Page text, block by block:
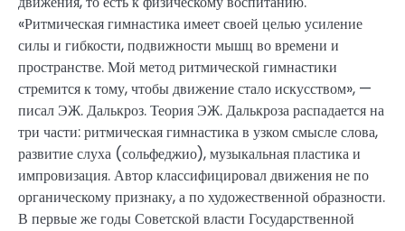
«Ритмическая гимнастика имеет своей целью усиление
силы и гибкости, подвижности мышц во времени и
пространстве. Мой метод ритмической гимнастики
стремится к тому, чтобы движение стало искусством», —
писал ЭЖ. Далькроз. Теория ЭЖ. Далькроза распадается на
три части: ритмическая гимнастика в узком смысле слова,
развитие слуха (сольфеджио), музыкальная пластика и
импровизация. Автор классифицировал движения не по
органическому признаку, а по художественной образности.
В первые же годы Советской власти Государственной